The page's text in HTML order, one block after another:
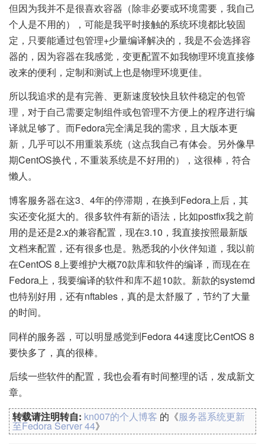
但因为我并不是很喜欢容器（除非必要或环境需要，我自己
个人是不用的），可能是我平时接触的系统环境都比较固
定，只要能通过包管理+少量编译解决的，我是不会选择容
器的，因为容器在我感觉，变更配置不如我物理环境直接修
改来的便利，定制和测试上也是物理环境更佳。
所以我追求的是有完善、更新速度较快且软件稳定的包管
理，对于自己需要定制组件或包管理不方便上的程序进行编
译就足够了。而Fedora完全满足我的需求，且大版本更
新，几乎可以不用重装系统（这点我自己有体会。另外像早
期CentOS换代，不重装系统是不好用的），这很棒，符合
懒人。
博客服务器在这3、4年的停滞期，在换到Fedora上后，其
实还变化挺大的。很多软件有新的语法，比如postfix我之前
用的是还是2.x的兼容配置，现在3.10，我直接按照最新版
文档来配置，还有很多也是。熟悉我的小伙伴知道，我以前
在CentOS 8上要维护大概70款库和软件的编译，而现在在
Fedora上，我要编译的软件和库不超10款。新款的systemd
也特别好用，还有nftables，真的是太舒服了，节约了大量
的时间。
同样的服务器，可以明显感觉到Fedora 44速度比CentOS 8
要快多了，真的很棒。
后续一些软件的配置，我也会看有时间整理的话，发成新文
章。
转载请注明转自: kn007的个人博客 的《服务器系统更新
至Fedora Server 44》